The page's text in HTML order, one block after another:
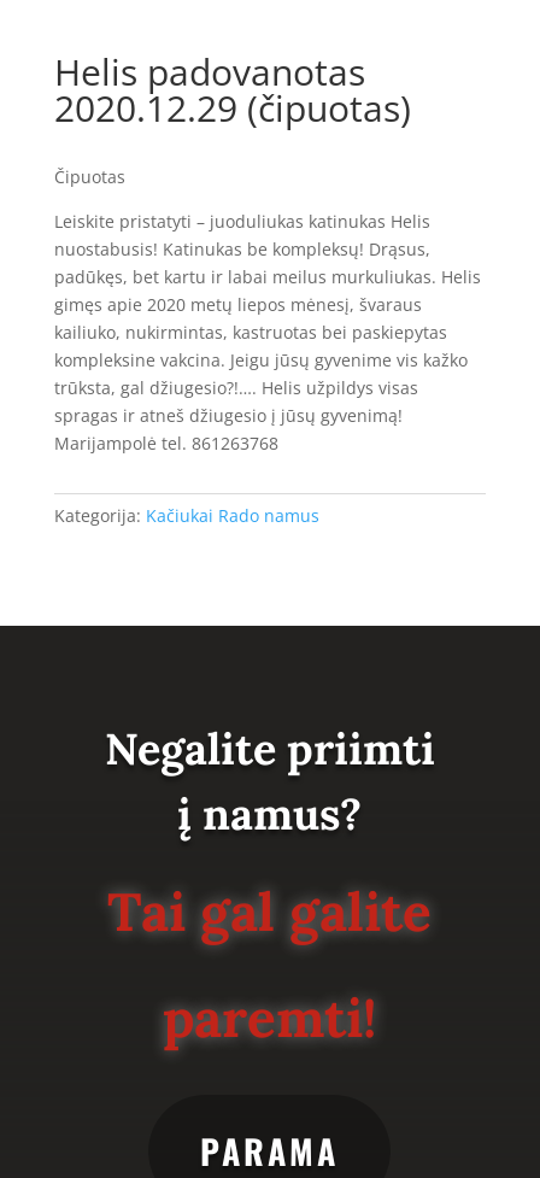
Helis padovanotas
2020.12.29 (čipuotas)
Čipuotas
Leiskite pristatyti – juoduliukas katinukas Helis
nuostabusis! Katinukas be kompleksų! Drąsus,
padūkęs, bet kartu ir labai meilus murkuliukas. Helis
gimęs apie 2020 metų liepos mėnesį, švaraus
kailiuko, nukirmintas, kastruotas bei paskiepytas
kompleksine vakcina. Jeigu jūsų gyvenime vis kažko
trūksta, gal džiugesio?!…. Helis užpildys visas
spragas ir atneš džiugesio į jūsų gyvenimą!
Marijampolė tel. 861263768
Kategorija: Kačiukai Rado namus
Negalite priimti
į namus?
Tai gal galite
paremti!
PARAMA